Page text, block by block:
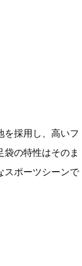
を採用し、高いフ
袋の特性はそのま
スポーツシーンで